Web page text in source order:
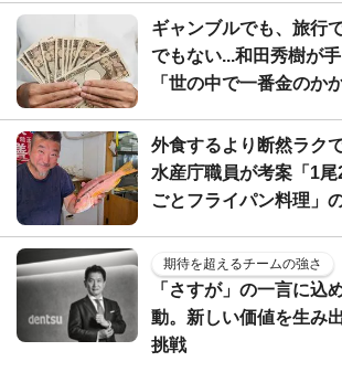
ギャンブルでも、旅行
でもない...和田秀樹が
「世の中で一番金のか
外食するより断然ラク
水産庁職員が考案「1
ごとフライパン料理」
期待を超えるチームの強さ
「さすが」の一言に込
動。新しい価値を生み
挑戦